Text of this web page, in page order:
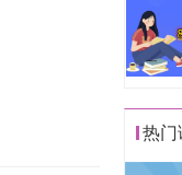
热门